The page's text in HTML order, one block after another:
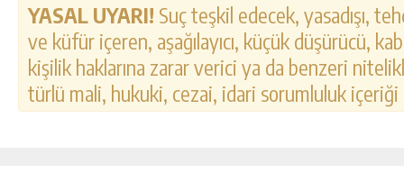
YASAL UYARI! Suç teşkil edecek, yasadışı,
ve küfür içeren, aşağılayıcı, küçük düşürücü,
kişilik haklarına zarar verici ya da benzeri
türlü mali, hukuki, cezai, idari sorumluluk